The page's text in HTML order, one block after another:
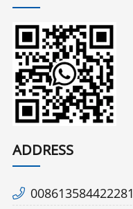
ADDRESS
008613584422281